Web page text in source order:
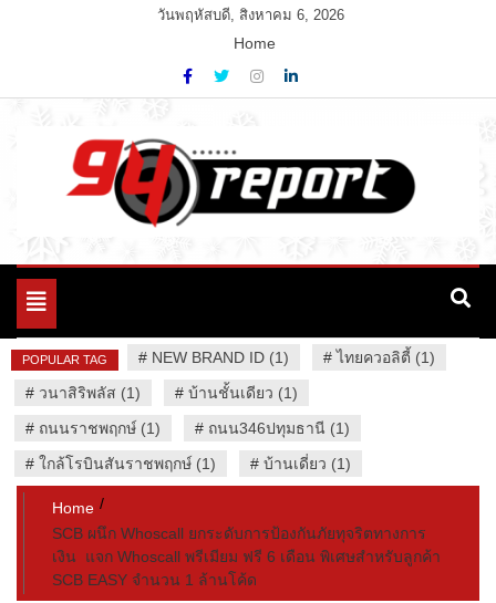
วันพฤหัสบดี, สิงหาคม 6, 2026
Home
94 Report.com
Variety News
Toggle
POPULAR TAG # NEW BRAND ID (1) #ไทยควอลิตี้ (1)
# วนาสิริพลัส (1) # บ้านชั้นเดียว (1)
# ถนนราชพฤกษ์ (1) # ถนน346ปทุมธานี (1)
# ใกล้โรบินสันราชพฤกษ์ (1) # บ้านเดี่ยว (1)
Home
SCB ผนึก Whoscall ยกระดับการป้องกันภัยทุจริตทางการ
เงิน แจก Whoscall พรีเมียม ฟรี 6 เดือน พิเศษสำหรับลูกค้า
SCB EASY จำนวน 1 ล้านโค้ด